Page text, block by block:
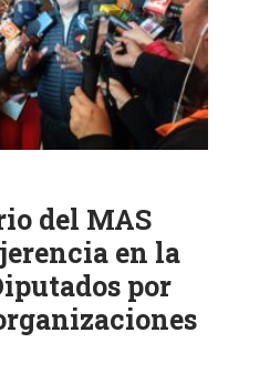
del MAS
en la
por